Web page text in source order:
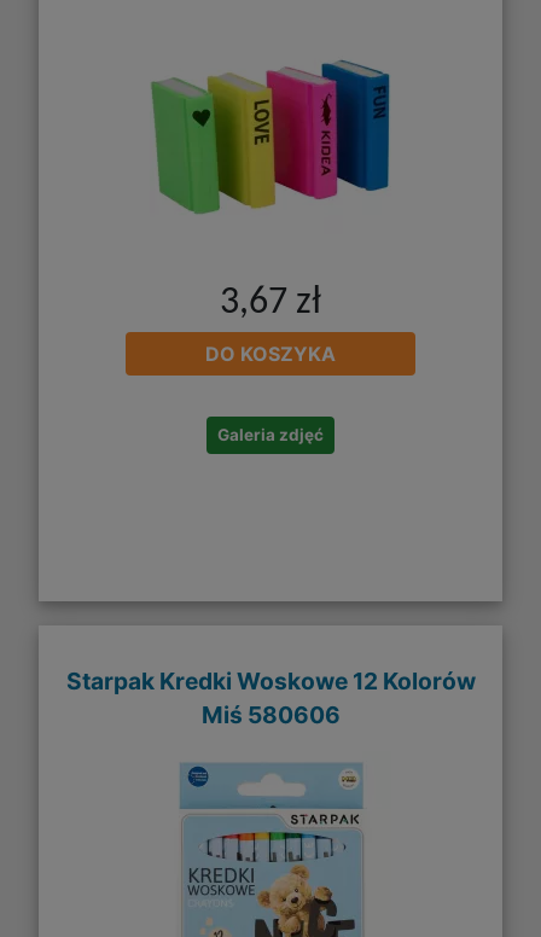
3,67 zł
DO KOSZYKA
Galeria zdjęć
Starpak Kredki Woskowe 12 Kolorów
Miś 580606